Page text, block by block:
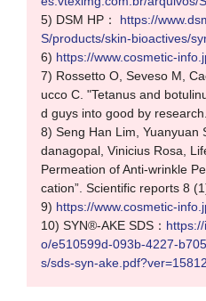
5) DSM HP： https://
S/products/skin-bioactives/
6) https://www.cosmetic-
7) Rossetto O, Seveso M,
ucco C. "Tetanus and
d guys into good by
8) Seng Han Lim, Yuanyuan
danagopal, Vinicius Rosa,
Permeation of Anti-wrinkle
cation”. Scientific reports 8
9) https://www.cosmetic-
10) SYN®-AKE SDS：
o/e510599d-093b-4227-
s/sds-syn-